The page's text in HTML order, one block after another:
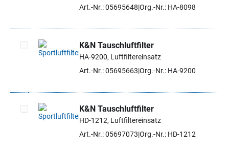
Art.-Nr.: 05695648 Org.-Nr.: HA-8098
Artikel auswählen
K&N Tauschluftfilter
HA-9200, Luftfiltereinsatz
Art.-Nr.: 05695663 Org.-Nr.: HA-9200
Artikel auswählen
K&N Tauschluftfilter
HD-1212, Luftfiltereinsatz
Art.-Nr.: 05697073 Org.-Nr.: HD-1212